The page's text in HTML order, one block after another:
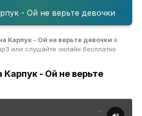
- Ой не верьте девочки
Карпук - Ой не верьте девочки в
или слушайте онлайн бесплатно
- Ой не верьте
...